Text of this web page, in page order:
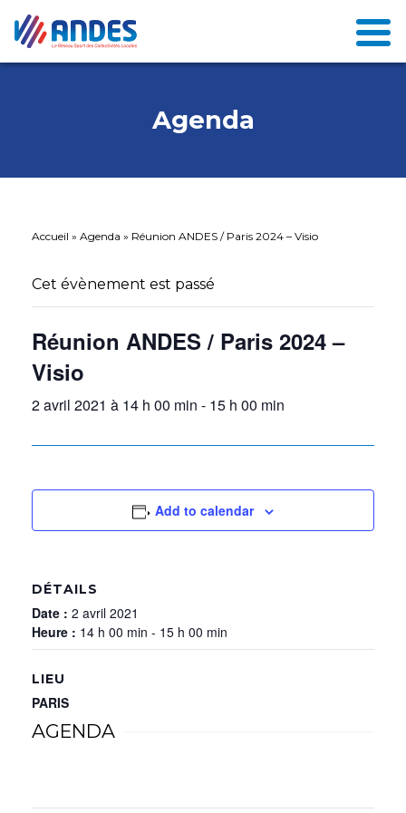
Agenda
Accueil » Agenda » Réunion ANDES / Paris 2024 – Visio
Cet évènement est passé
Réunion ANDES / Paris 2024 –
Visio
2 avril 2021 à 14 h 00 min - 15 h 00 min
Add to calendar
DÉTAILS
Date : 2 avril 2021
Heure : 14 h 00 min - 15 h 00 min
LIEU
PARIS
AGENDA